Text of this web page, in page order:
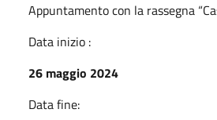
Appuntamento con la rassegna
Data inizio :
26 maggio 2024
Data fine: